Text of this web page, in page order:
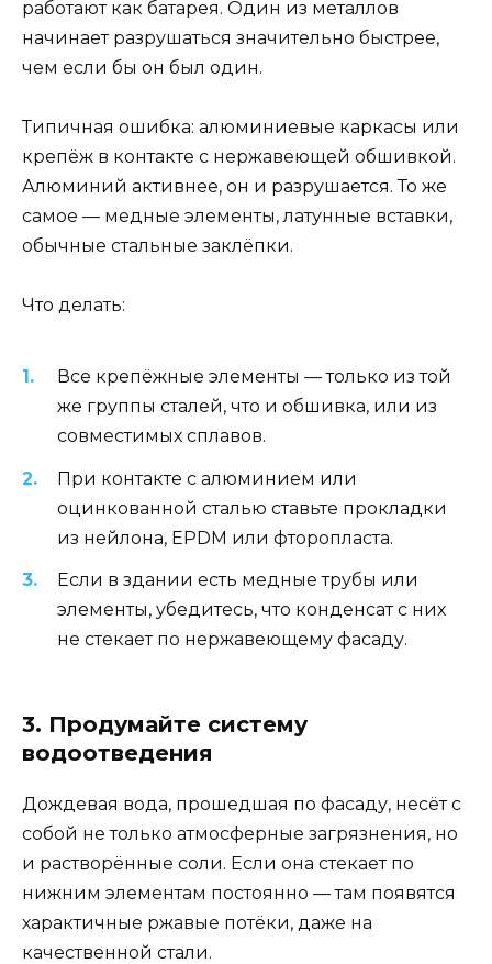
работают как батарея. Один из металлов
начинает разрушаться значительно быстрее,
чем если бы он был один.
Типичная ошибка: алюминиевые каркасы или
крепёж в контакте с нержавеющей обшивкой.
Алюминий активнее, он и разрушается. То же
самое — медные элементы, латунные вставки,
обычные стальные заклёпки.
Что делать:
Все крепёжные элементы — только из той
же группы сталей, что и обшивка, или из
совместимых сплавов.
При контакте с алюминием или
оцинкованной сталью ставьте прокладки
из нейлона, EPDM или фторопласта.
Если в здании есть медные трубы или
элементы, убедитесь, что конденсат с них
не стекает по нержавеющему фасаду.
3. Продумайте систему
водоотведения
Дождевая вода, прошедшая по фасаду, несёт с
собой не только атмосферные загрязнения, но
и растворённые соли. Если она стекает по
нижним элементам постоянно — там появятся
характичные ржавые потёки, даже на
качественной стали.